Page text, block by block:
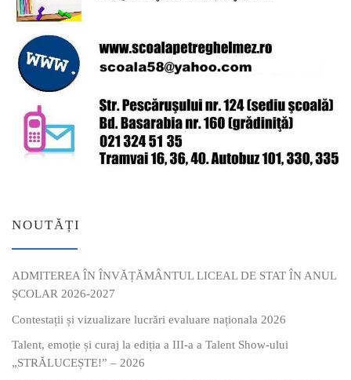
NOUTĂȚI
ADMITEREA ÎN ÎNVĂȚĂMÂNTUL LICEAL DE STAT ÎN ANUL
ȘCOLAR 2026-2027
Contestații și vizualizare lucrări evaluare naționala 2026
Talent, emoție și curaj la ediția a III-a a Talent Show-ului
„STRĂLUCEȘTE!” – 2026